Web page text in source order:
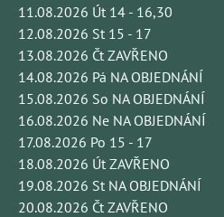
11.08.2026 Út 14 - 16,30
12.08.2026 St 15 - 17
13.08.2026 Čt ZAVŘENO
14.08.2026 Pá NA OBJEDNÁNÍ
15.08.2026 So NA OBJEDNÁNÍ
16.08.2026 Ne NA OBJEDNÁNÍ
17.08.2026 Po 15 - 17
18.08.2026 Út ZAVŘENO
19.08.2026 St NA OBJEDNÁNÍ
20.08.2026 Čt ZAVŘENO